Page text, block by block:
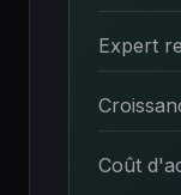
Expert
Coût